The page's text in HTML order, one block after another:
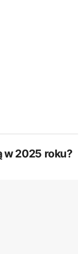
w 2025 roku?